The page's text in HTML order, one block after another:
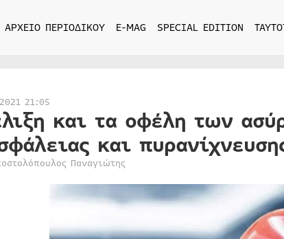
ΑΡΧΕΙΟ ΠΕΡΙΟΔΙΚΟΥ E-MAG SPECIAL EDITION
21:05
και τα οφέλη των
και
Παναγιώτης